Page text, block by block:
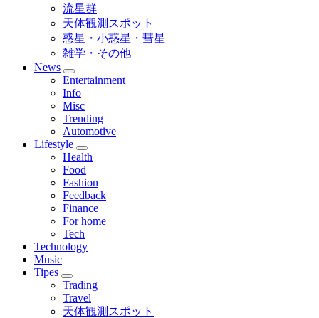
流星群
天体観測スポット
惑星・小惑星・彗星
雑学・その他
News
Entertainment
Info
Misc
Trending
Automotive
Lifestyle
Health
Food
Fashion
Feedback
Finance
For home
Tech
Technology
Music
Tipes
Trading
Travel
天体観測スポット